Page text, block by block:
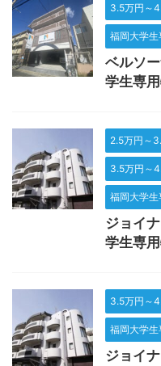
3.5万円～
福岡大学
ベルソ
学生専用
2.5万円～
3.5万円～
福岡大学
ジョイ
学生専用
3.5万円～
福岡大学
ジョイ